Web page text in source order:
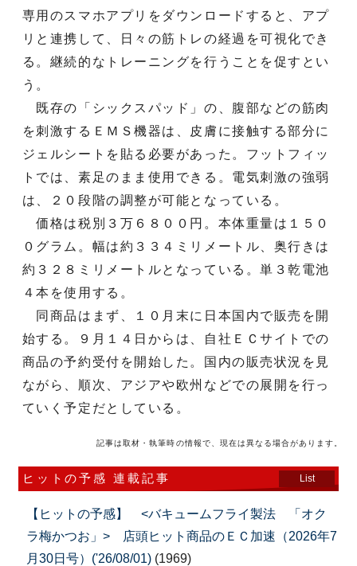
専用のスマホアプリをダウンロードすると、アプ
リと連携して、日々の筋トレの経過を可視化でき
る。継続的なトレーニングを行うことを促すとい
う。
既存の「シックスパッド」の、腹部などの筋肉
を刺激するＥＭＳ機器は、皮膚に接触する部分に
ジェルシートを貼る必要があった。フットフィッ
トでは、素足のまま使用できる。電気刺激の強弱
は、２０段階の調整が可能となっている。
価格は税別３万６８００円。本体重量は１５０
０グラム。幅は約３３４ミリメートル、奥行きは
約３２８ミリメートルとなっている。単３乾電池
４本を使用する。
同商品はまず、１０月末に日本国内で販売を開
始する。９月１４日からは、自社ＥＣサイトでの
商品の予約受付を開始した。国内の販売状況を見
ながら、順次、アジアや欧州などでの展開を行っ
ていく予定だとしている。
記事は取材・執筆時の情報で、現在は異なる場合があります。
ヒットの予感 連載記事 List
【ヒットの予感】 <バキュームフライ製法 「オク
ラ梅かつお」> 店頭ヒット商品のＥＣ加速（2026年7
月30日号）('26/08/01) (1969)